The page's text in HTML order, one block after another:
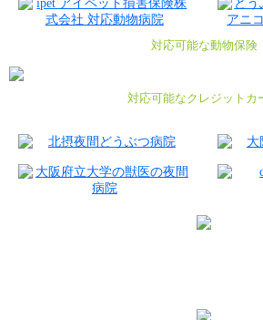
対応可能な動物保険
対応可能なクレジットカ